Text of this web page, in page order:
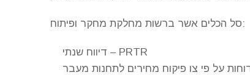
סל הכלים אשר ברשות מחלקת מחקר ופיתוח:
דיווח שנתי – PRTR
על פי צו פיקוח מחירים לתחנות מעבר